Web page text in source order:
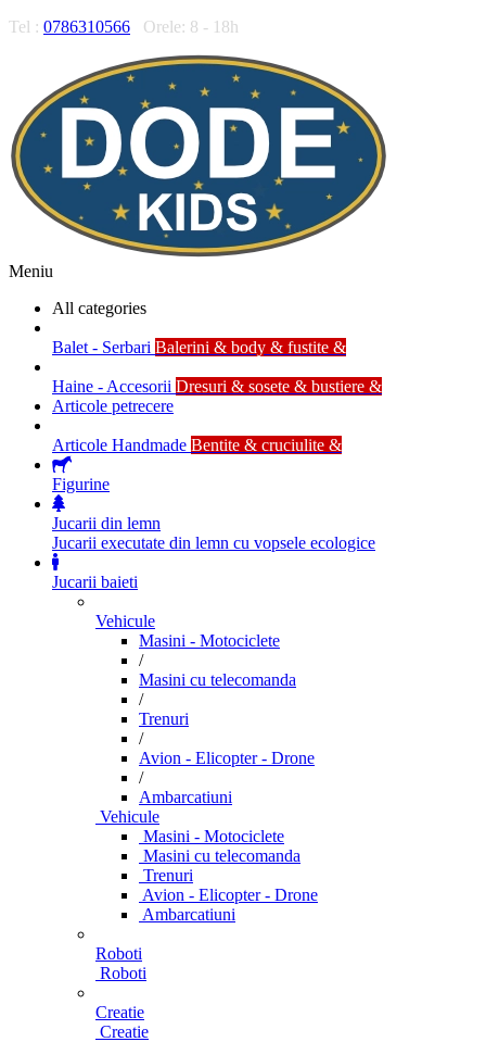
Tel : 0786310566 Orele: 8 - 18h
Meniu
All categories
Balet - Serbari Balerini & body & fustite &
Haine - Accesorii Dresuri & sosete & bustiere &
Articole petrecere
Articole Handmade Bentite & cruciulite &
Figurine
Jucarii din lemn
Jucarii executate din lemn cu vopsele ecologice
Jucarii baieti
Vehicule
Masini - Motociclete
/
Masini cu telecomanda
/
Trenuri
/
Avion - Elicopter - Drone
/
Ambarcatiuni
Vehicule
Masini - Motociclete
Masini cu telecomanda
Trenuri
Avion - Elicopter - Drone
Ambarcatiuni
Roboti
Roboti
Creatie
Creatie